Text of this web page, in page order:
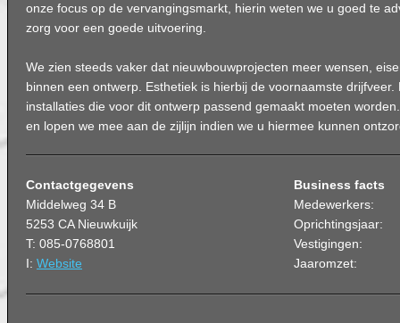
onze focus op de vervangingsmarkt, hierin weten we u goed te
zorg voor een goede uitvoering.
We zien steeds vaker dat nieuwbouwprojecten meer wensen,
binnen een ontwerp. Esthetiek is hierbij de voornaamste
installaties die voor dit ontwerp passend gemaakt moeten
en lopen we mee aan de zijlijn indien we u hiermee kunnen
Contactgegevens
Middelweg 34 B
5253 CA Nieuwkuijk
T: 085-0768801
I: Website
Business facts
Medewerkers:
Oprichtingsjaar:
Vestigingen:
Jaaromzet: